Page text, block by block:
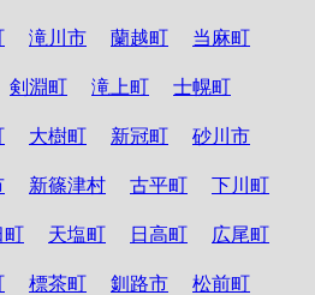
滝川市 蘭越町 当麻町
剣淵町 滝上町 士幌町
大樹町 新冠町 砂川市
新篠津村 古平町 下川町
町 天塩町 日高町 広尾町
標茶町 釧路市 松前町